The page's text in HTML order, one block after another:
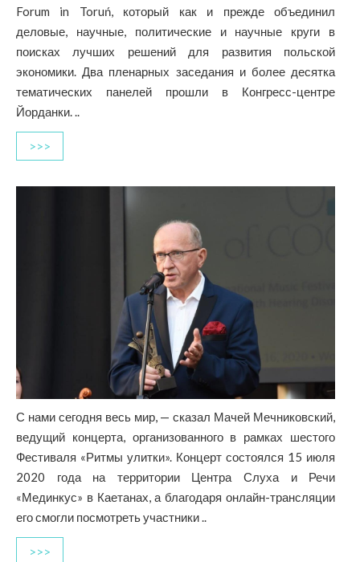
Forum in Toruń, который как и прежде объединил
деловые, научные, политические и научные круги в
поисках лучших решений для развития польской
экономики. Два пленарных заседания и более десятка
тематических панелей прошли в Конгресс-центре
Йорданки. ..
>>>
С нами сегодня весь мир, — сказал Мачей Мечниковский,
ведущий концерта, организованного в рамках шестого
Фестиваля «Ритмы улитки». Концерт состоялся 15 июля
2020 года на территории Центра Слуха и Речи
«Мединкус» в Каетанах, а благодаря онлайн-трансляции
его смогли посмотреть участники ..
>>>